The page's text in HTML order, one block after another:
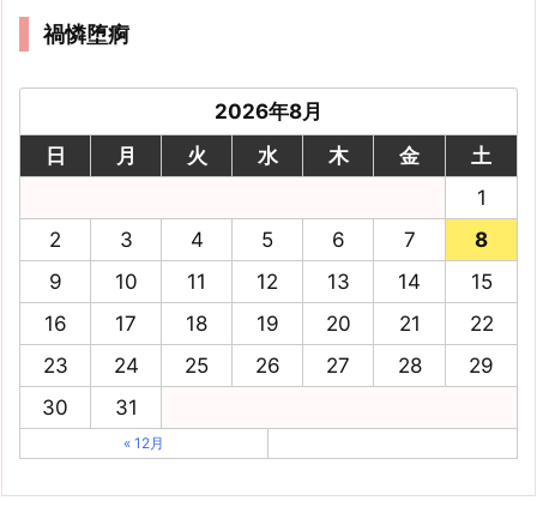
禍憐堕痾
2026年8月
日
月 火 水 木 金
土
1
2
3 4 5 6 7
8
9
10 11 12 13 14
15
16
17 18 19 20 21
22
23
24 25 26 27 28
29
30
31
« 12月